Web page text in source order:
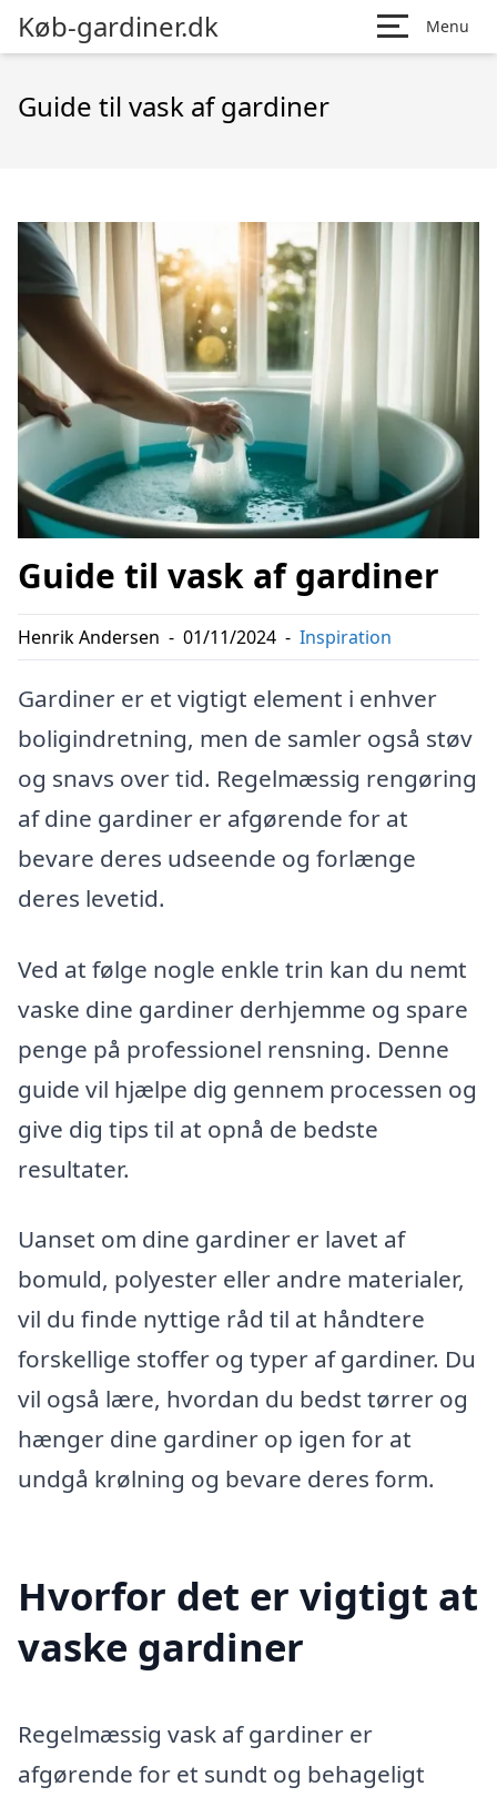
Køb-gardiner.dk Menu
Guide til vask af gardiner
Guide til vask af gardiner
Henrik Andersen - 01/11/2024 - Inspiration
Gardiner er et vigtigt element i enhver
boligindretning, men de samler også støv
og snavs over tid. Regelmæssig rengøring
af dine gardiner er afgørende for at
bevare deres udseende og forlænge
deres levetid.
Ved at følge nogle enkle trin kan du nemt
vaske dine gardiner derhjemme og spare
penge på professionel rensning. Denne
guide vil hjælpe dig gennem processen og
give dig tips til at opnå de bedste
resultater.
Uanset om dine gardiner er lavet af
bomuld, polyester eller andre materialer,
vil du finde nyttige råd til at håndtere
forskellige stoffer og typer af gardiner. Du
vil også lære, hvordan du bedst tørrer og
hænger dine gardiner op igen for at
undgå krølning og bevare deres form.
Hvorfor det er vigtigt at
vaske gardiner
Regelmæssig vask af gardiner er
afgørende for et sundt og behageligt